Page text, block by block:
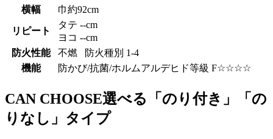
横幅
巾約92cm
リピート
タテ --cm
ヨコ --cm
防火性能
不燃 防火種別 1-4
機能
防かび/抗菌/ホルムアルデヒド等級 F☆☆☆☆
CAN CHOOSE選べる「のり付き」「の
りなし」タイプ